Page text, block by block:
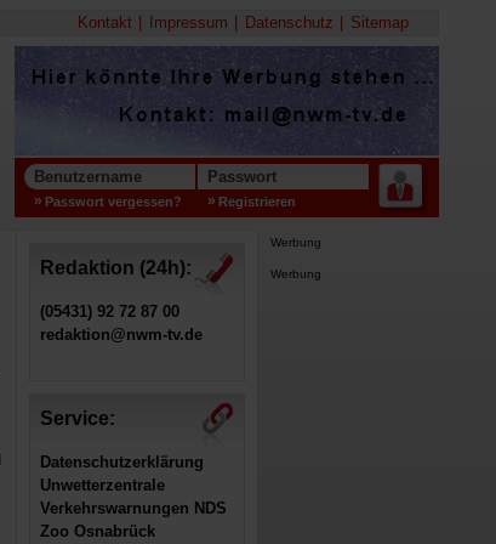
Kontakt Impressum Datenschutz Sitemap
Benutzername Passwort
Passwort vergessen? Registrieren
Redaktion (24h):
(05431) 92 72 87 00
redaktion@nwm-tv.de
Service:
Datenschutzerklärung
Unwetterzentrale
Verkehrswarnungen NDS
Zoo Osnabrück
Werbung
Werbung